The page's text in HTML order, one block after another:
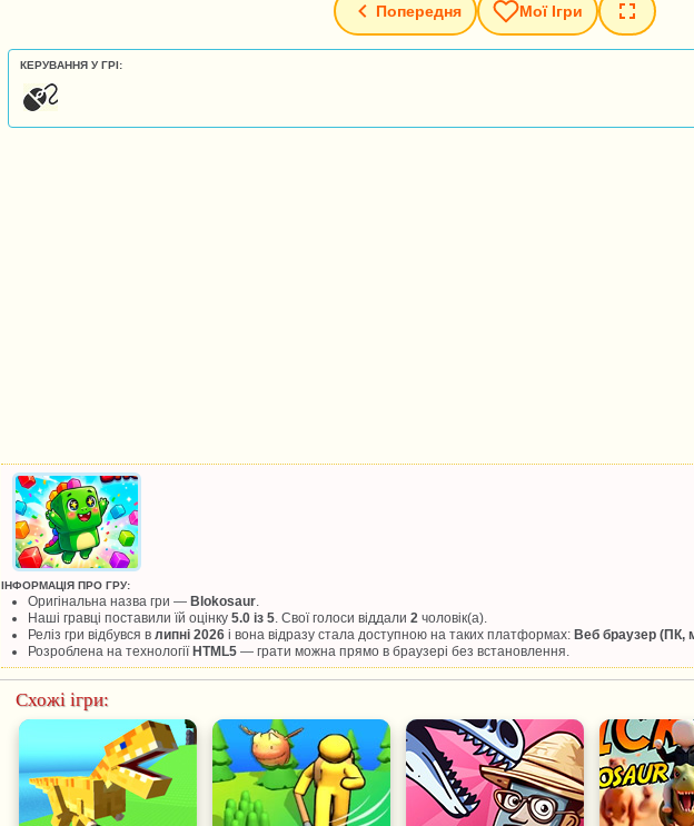
Попередня Мої Ігри
КЕРУВАННЯ У ГРІ:
ІНФОРМАЦІЯ ПРО ГРУ:
Оригінальна назва гри — Blokosaur
Наші гравці поставили їй оцінку 5.0 із 5 . Свої голоси віддали 2 чоловік(а).
Реліз гри відбувся в липні 2026 і вона відразу стала доступною на таких платформах: Веб браузер (ПК,
Розроблена на технологіїHTML5 — грати можна прямо в браузері без встановлення.
Схожі ігри: